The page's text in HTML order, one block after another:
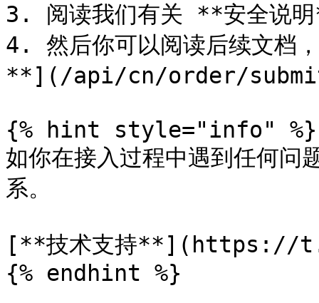
3. 阅读我们有关 **安全说
4. 然后你可以阅读后续文档
**](/api/cn/order/
{% hint style="info" %}
如你在接入过程中遇到任何问
系。
[**技术支持**](https://